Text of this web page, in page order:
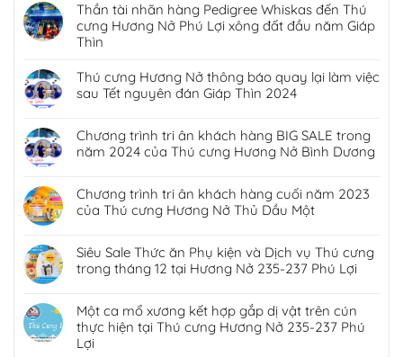
Thần tài nhãn hàng Pedigree Whiskas đến Thú
cưng Hương Nở Phú Lợi xông đất đầu năm Giáp
Thìn
Thú cưng Hương Nở thông báo quay lại làm việc
sau Tết nguyên đán Giáp Thìn 2024
Chương trình tri ân khách hàng BIG SALE trong
năm 2024 của Thú cưng Hương Nở Bình Dương
Chương trình tri ân khách hàng cuối năm 2023
của Thú cưng Hương Nở Thủ Dầu Một
Siêu Sale Thức ăn Phụ kiện và Dịch vụ Thú cưng
trong tháng 12 tại Hương Nở 235-237 Phú Lợi
Một ca mổ xương kết hợp gắp dị vật trên cún
thực hiện tại Thú cưng Hương Nở 235-237 Phú
Lợi